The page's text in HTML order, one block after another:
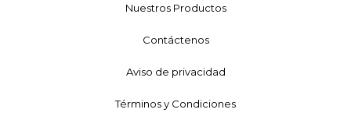
Nuestros Productos
Contáctenos
Aviso de privacidad
Términos y Condiciones